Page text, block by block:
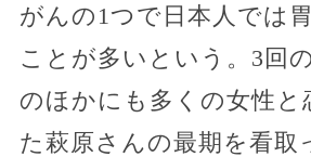
がんの1つで日本人では
ことが多いという。3回
のほかにも多くの女性と
た萩原さんの最期を看取